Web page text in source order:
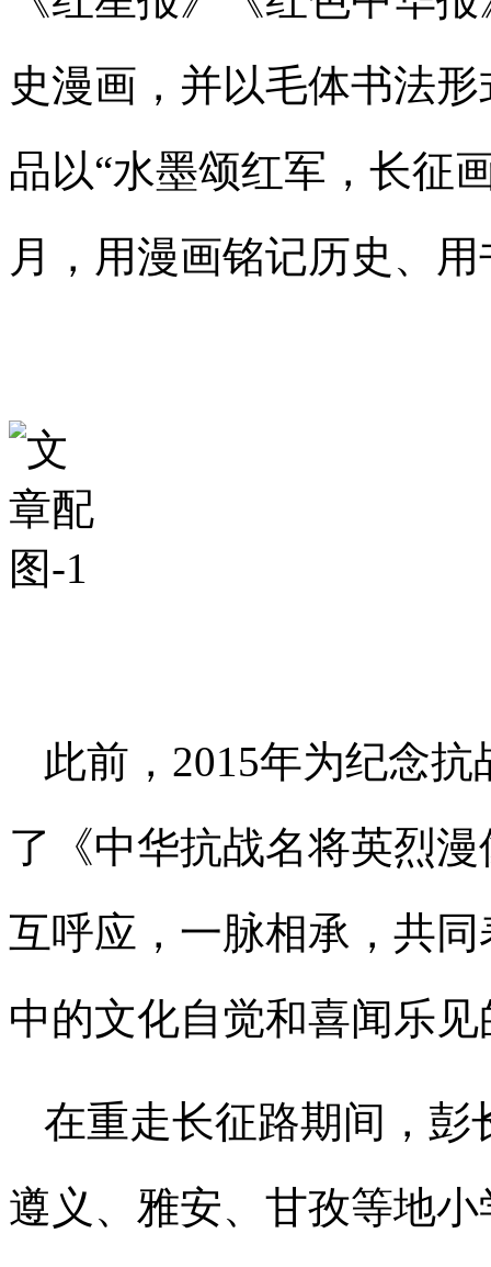
史漫画，并以毛体书法
品以“水墨颂红军，长征
月，用漫画铭记历史、
此前，2015年为纪念
了《中华抗战名将英烈
互呼应，一脉相承，共
中的文化自觉和喜闻乐
在重走长征路期间，彭
遵义、雅安、甘孜等地